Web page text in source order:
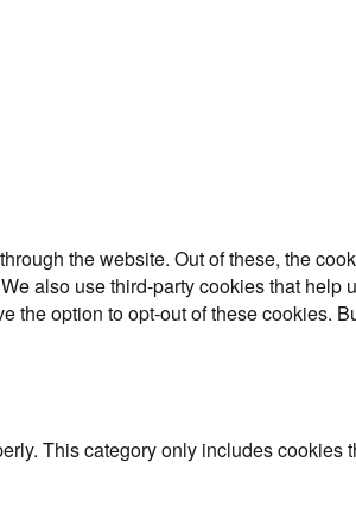
the website. Out of these, the
also use third-party cookies that
option to opt-out of these cookies.
This category only includes